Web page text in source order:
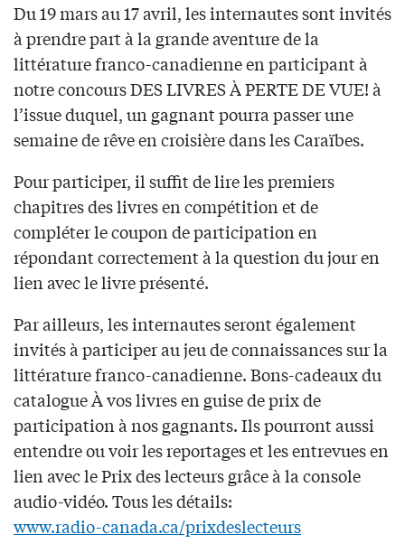
Du 19 mars au 17 avril, les internautes sont invités
à prendre part à la grande aventure de la
littérature franco-canadienne en participant à
notre concours DES LIVRES À PERTE DE VUE! à
l’issue duquel, un gagnant pourra passer une
semaine de rêve en croisière dans les Caraïbes.
Pour participer, il suffit de lire les premiers
chapitres des livres en compétition et de
compléter le coupon de participation en
répondant correctement à la question du jour en
lien avec le livre présenté.
Par ailleurs, les internautes seront également
invités à participer au jeu de connaissances sur la
littérature franco-canadienne. Bons-cadeaux du
catalogue À vos livres en guise de prix de
participation à nos gagnants. Ils pourront aussi
entendre ou voir les reportages et les entrevues en
lien avec le Prix des lecteurs grâce à la console
audio-vidéo. Tous les détails:
www.radio-canada.ca/prixdeslecteurs